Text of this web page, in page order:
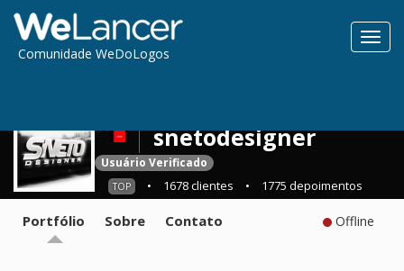
Comunidade WeDoLogos
snetodesigner
Usuário Verificado
TOP • 1678 clientes • 1775 depoimentos
Portfólio Sobre Contato Offline